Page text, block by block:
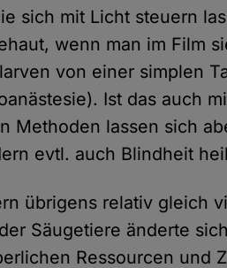
sich mit Licht steuern
wenn man im Film
von einer simplen
Ist das auch
Methoden lassen sich
evtl. auch Blindheit
übrigens relativ gleich
Säugetiere änderte
Ressourcen und